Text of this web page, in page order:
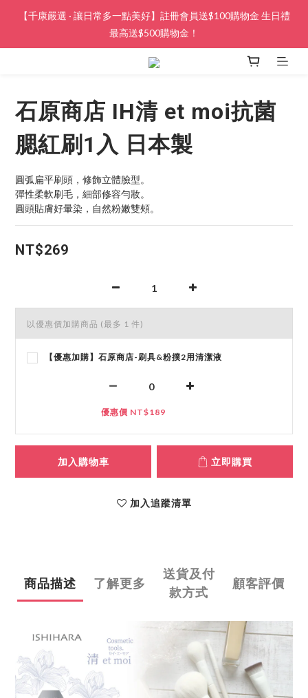
【千康嚴選 · 讓日常多一點美好】註冊會員送$100購物金 生日禮
最高送$500購物金！
石原商店 IH清 et moi抗菌
腮紅刷1入 日本製
圓弧扁平刷頭，修飾立體臉型。
彈性柔軟刷毛，細部修容勻妝。
圓頭貼膚好暈染，自然粉嫩雙頰。
NT$269
以優惠價加購商品 (最多 1 件)
【優惠加購】石原商店-刷具&粉撲2用清潔液
優惠價 NT$189
加入購物車 立即購買
加入追蹤清單
商品描述 了解更多
送貨及付
款方式
顧客評價